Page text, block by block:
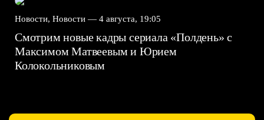
Новости, Новости — 4 августа, 19:05
Смотрим новые кадры сериала «Полдень» с
Максимом Матвеевым и Юрием
Колокольниковым